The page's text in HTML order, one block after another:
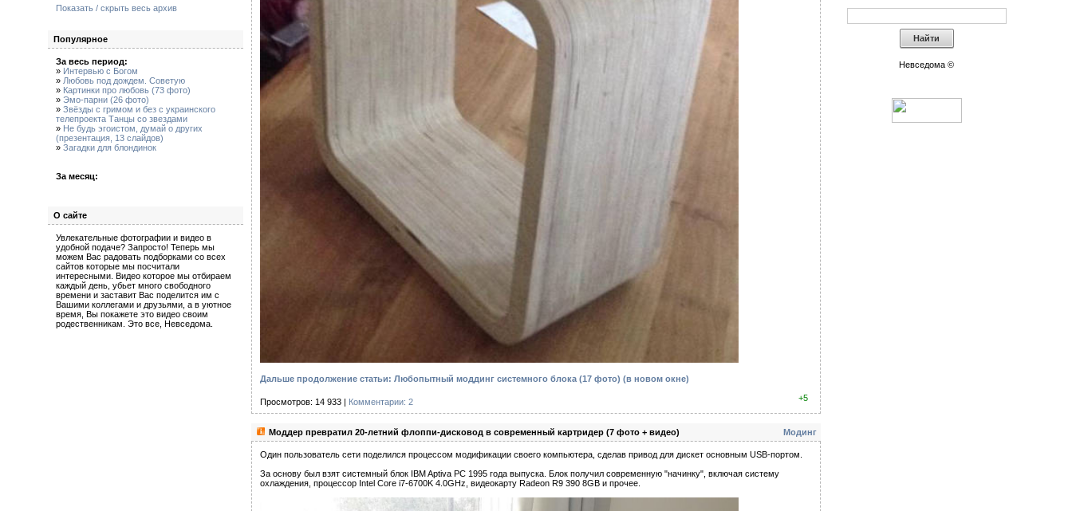
Показать / скрыть весь архив
Популярное
За весь период:
» Интервью с Богом
» Любовь под дождем. Советую
» Картинки про любовь (73 фото)
» Эмо-парни (26 фото)
» Звёзды с гримом и без с украинского
телепроекта Танцы со звездами
» Не будь эгоистом, думай о других
(презентация, 13 слайдов)
» Загадки для блондинок
За месяц:
О сайте
Увлекательные фотографии и видео в
удобной подаче? Запросто! Теперь мы
можем Вас радовать подборками со всех
сайтов которые мы посчитали
интересными. Видео которое мы отбираем
каждый день, убьет много свободного
времени и заставит Вас поделится им с
Вашими коллегами и друзьями, а в уютное
время, Вы покажете это видео своим
родественникам. Это все, Невседома.
Дальше продолжение статьи: Любопытный моддинг системного блока (17 фото) (в новом окне)
Просмотров: 14 933 | Комментарии: 2 +5
Модинг
Моддер превратил 20-летний флоппи-дисковод в современный картридер (7 фото + видео)
Один пользователь сети поделился процессом модификации своего компьютера, сделав привод для дискет основным USB-портом.
За основу был взят системный блок IBM Aptiva PC 1995 года выпуска. Блок получил современную "начинку", включая систему
охлаждения, процессор Intel Core i7-6700K 4.0GHz, видеокарту Radeon R9 390 8GB и прочее.
Невседома ©